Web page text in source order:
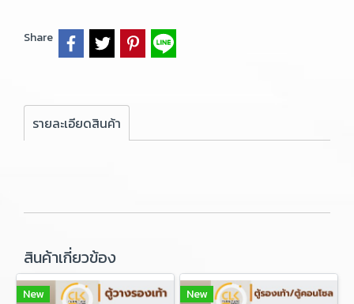
Share
รายละเอียดสินค้า
สินค้าเกี่ยวข้อง
New New